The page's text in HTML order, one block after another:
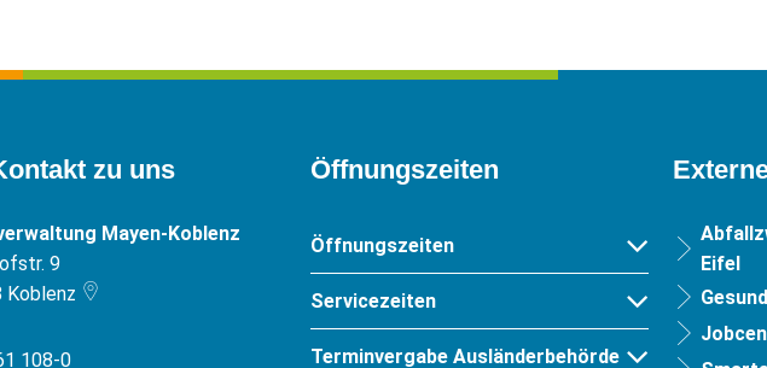
zu uns
Mayen-Koblenz
9
Koblenz
108-0
Öffnungszeiten
Öffnungszeiten
Servicezeiten
Terminvergabe Ausländerbehörde
Eifel